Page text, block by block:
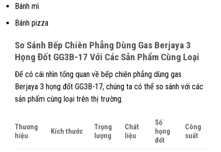
Bánh mì
Bánh pizza
So Sánh Bếp Chiên Phẳng Dùng Gas Berjaya 3
Họng Đốt GG3B-17 Với Các Sản Phẩm Cùng Loại
Để có cái nhìn tổng quan về bếp chiên phẳng dùng gas
Berjaya 3 họng đốt GG3B-17, chúng ta có thể so sánh với các
sản phẩm cùng loại trên thị trường.
Thương
hiệu
Kích thước
Trọng
lượng
Chất
liệu
Số
họng
đốt
Công
suất